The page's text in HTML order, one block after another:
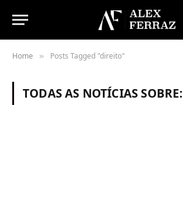
Home » Posts Tagged "direito"
TODAS AS NOTÍCIAS SOBRE: